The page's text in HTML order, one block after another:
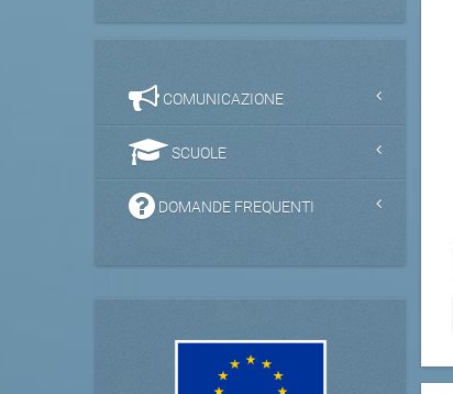
COMUNICAZIONE
SCUOLE
DOMANDE FREQUENTI